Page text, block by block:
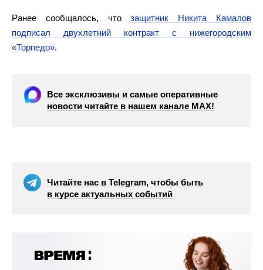
Ранее сообщалось, чтозащитник Никита Камалов
подписал двухлетний контракт с нижегородским
«Торпедо».
Все эксклюзивы и самые оперативные
новости читайте в нашем канале МАХ!
Читайте нас в Telegram, чтобы быть
в курсе актуальных событий